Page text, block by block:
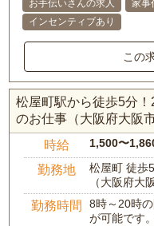
お手伝いさんの求人
家事
インセンティブあり
この
松屋町駅から徒歩5分
のお仕事（大阪府大阪
時給 1,500〜
勤務地
松屋町 徒歩
（大阪府大
勤務時間
8時～20時
が可能です